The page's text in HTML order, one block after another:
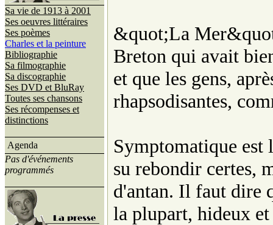
Sa vie de 1913 à 2001
Ses oeuvres littéraires
Ses poèmes
Charles et la peinture
Bibliographie
Sa filmographie
Sa discographie
Ses DVD et BluRay
Toutes ses chansons
Ses récompenses et
distinctions
Agenda
Pas d'événements
programmés
&quot;La
Breton qui avait
et que les gens,
rhapsodisantes,
Symptomatique est
su rebondir certes,
d'antan. Il faut dire
la plupart, hideux